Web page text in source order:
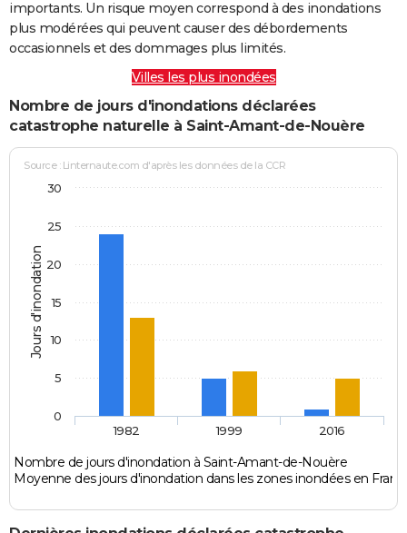
importants. Un risque moyen correspond à des inondations
plus modérées qui peuvent causer des débordements
occasionnels et des dommages plus limités.
Villes les plus inondées
Nombre de jours d'inondations déclarées
catastrophe naturelle à Saint-Amant-de-Nouère
Jours d'inondation
Source : Linternaute.com d'après les données de la CCR
Nombre de jours d'inondation à Saint-Amant-de-Nouère
Moyenne des jours d'inondation dans les zones inondées en
1982 1999 2016
0
5
10
15
20
25
30